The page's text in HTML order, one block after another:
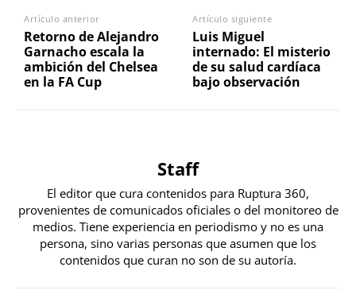
Artículo anterior
Retorno de Alejandro
Garnacho escala la
ambición del Chelsea
en la FA Cup
Artículo siguiente
Luis Miguel
internado: El misterio
de su salud cardíaca
bajo observación
Staff
El editor que cura contenidos para Ruptura 360,
provenientes de comunicados oficiales o del monitoreo de
medios. Tiene experiencia en periodismo y no es una
persona, sino varias personas que asumen que los
contenidos que curan no son de su autoría.